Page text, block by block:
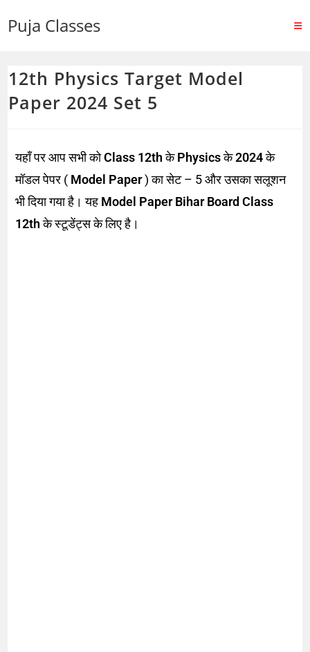
Puja Classes
12th Physics Target Model
Paper 2024 Set 5
यहाँ पर आप सभी कोClass 12thकेPhysicsके2024के
मॉडल पेपर ( Model Paper) का सेट – 5 और उसका सलूशन
भी दिया गया है। यह Model Paper Bihar Board Class
12thके स्टूडेंट्स के लिए है।